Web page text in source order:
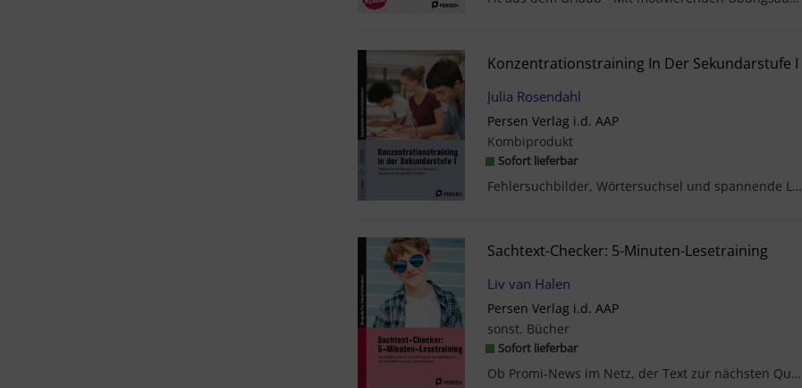
Konzentrationstraining In Der Sekundarstufe I
Julia Rosendahl
Persen Verlag i.d. AAP
Kombiprodukt
Sofort lieferbar
Fehlersuchbilder, Wörtersuchsel und spannende Leselogicals - So bleibt Ihre Klasse im Unterricht ...
Sachtext-Checker: 5-Minuten-Lesetraining
Liv van Halen
Persen Verlag i.d. AAP
sonst. Bücher
Sofort lieferbar
Ob Promi-News im Netz, der Text zur nächsten Quest im PC-Game oder die technischen Daten des neue...